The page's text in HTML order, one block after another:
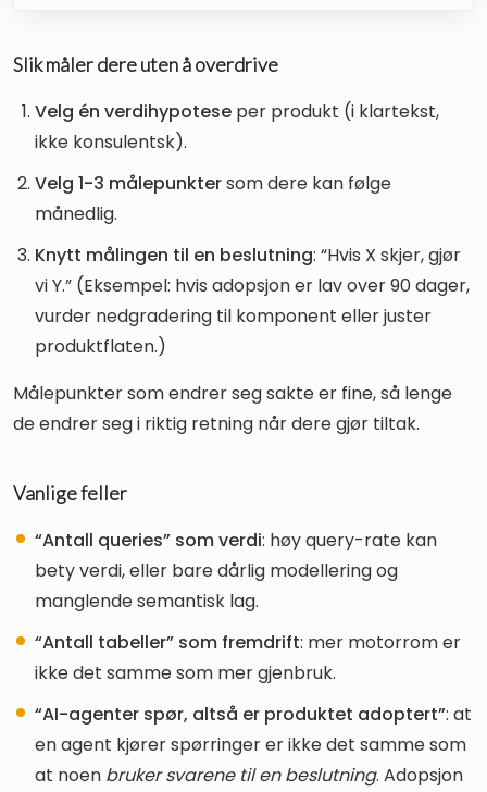
Slik måler dere uten å overdrive
Velg én verdihypotese per produkt (i klartekst,
ikke konsulentsk).
Velg 1-3 målepunktersom dere kan følge
månedlig.
Knytt målingen til en beslutning: “Hvis X skjer, gjør
vi Y.” (Eksempel: hvis adopsjon er lav over 90 dager,
vurder nedgradering til komponent eller juster
produktflaten.)
Målepunkter som endrer seg sakte er fine, så lenge
de endrer seg i riktig retning når dere gjør tiltak.
Vanlige feller
“Antall queries” som verdi: høy query-rate kan
bety verdi, eller bare dårlig modellering og
manglende semantisk lag.
“Antall tabeller” som fremdrift: mer motorrom er
ikke det samme som mer gjenbruk.
“AI-agenter spør, altså er produktet adoptert”: at
en agent kjører spørringer er ikke det samme som
at noen bruker svarene til en beslutning. Adopsjon